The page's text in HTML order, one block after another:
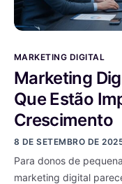
MARKETING DIGITAL
Marketing
Que Estão
Crescimento
8 DE SETEMBRO DE
Para donos de
marketing digital